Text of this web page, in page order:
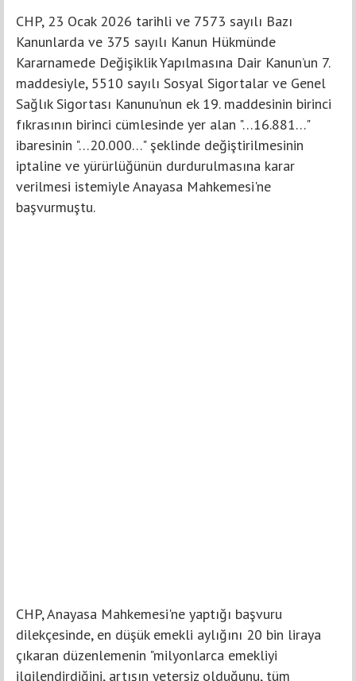
CHP, 23 Ocak 2026 tarihli ve 7573 sayılı Bazı
Kanunlarda ve 375 sayılı Kanun Hükmünde
Kararnamede Değişiklik Yapılmasına Dair Kanun’un 7.
maddesiyle, 5510 sayılı Sosyal Sigortalar ve Genel
Sağlık Sigortası Kanunu’nun ek 19. maddesinin birinci
fıkrasının birinci cümlesinde yer alan "…16.881…"
ibaresinin "…20.000…" şeklinde değiştirilmesinin
iptaline ve yürürlüğünün durdurulmasına karar
verilmesi istemiyle Anayasa Mahkemesi'ne
başvurmuştu.
CHP, Anayasa Mahkemesi'ne yaptığı başvuru
dilekçesinde, en düşük emekli aylığını 20 bin liraya
çıkaran düzenlemenin "milyonlarca emekliyi
ilgilendirdiğini, artışın yetersiz olduğunu, tüm